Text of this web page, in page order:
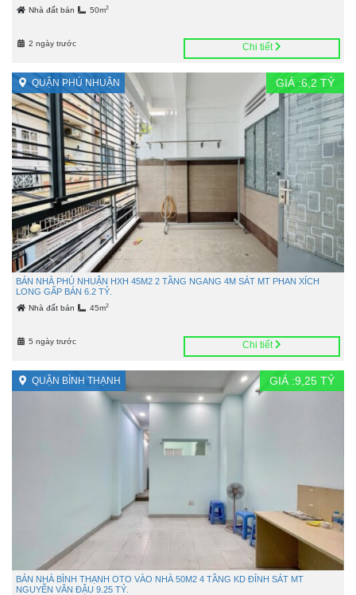
Nhà đất bán 50m2
2 ngày trước Chi tiết
QUẬN PHÚ NHUẬN GIÁ :6,2 TỶ
BÁN NHÀ PHÚ NHUẬN HXH 45M2 2 TẦNG NGANG 4M SÁT MT PHAN XÍCH
LONG GẤP BÁN 6.2 TỶ.
Nhà đất bán 45m2
5 ngày trước Chi tiết
QUẬN BÌNH THẠNH GIÁ :9,25 TỶ
BÁN NHÀ BÌNH THẠNH OTO VÀO NHÀ 50M2 4 TẦNG KD ĐỈNH SÁT MT
NGUYỄN VĂN ĐẬU 9.25 TỶ.